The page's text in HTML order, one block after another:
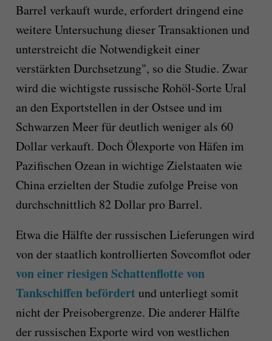
Barrel verkauft wurde, erfordert dringend eine
weitere Untersuchung dieser Transaktionen und
unterstreicht die Notwendigkeit einer
verstärkten Durchsetzung", so die Studie. Zwar
wird die wichtigste russische Rohöl-Sorte Ural
an den Exportstellen in der Ostsee und im
Schwarzen Meer für deutlich weniger als 60
Dollar verkauft. Doch Ölexporte von Häfen im
Pazifischen Ozean in wichtige Zielstaaten wie
China erzielten der Studie zufolge Preise von
durchschnittlich 82 Dollar pro Barrel.
Etwa die Hälfte der russischen Lieferungen wird
von der staatlich kontrollierten Sovcomflot oder
von einer riesigen Schattenflotte von
Tankschiffen befördert und unterliegt somit
nicht der Preisobergrenze. Die anderer Hälfte
der russischen Exporte wird von westlichen